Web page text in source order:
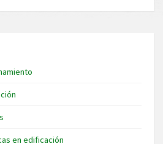
en edificación